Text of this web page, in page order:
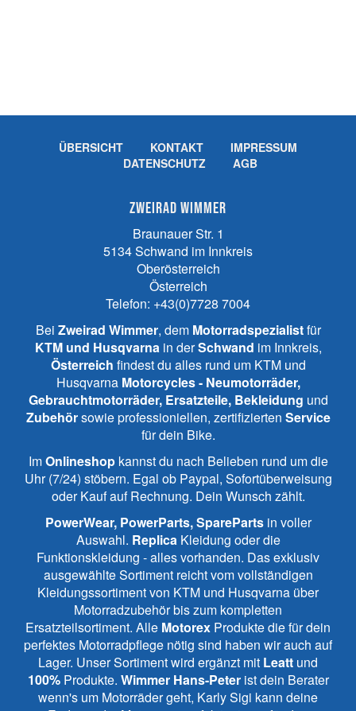
ÜBERSICHT KONTAKT
IMPRESSUM
DATENSCHUTZ
AGB
Zweirad Wimmer
Braunauer Str. 1
5134Schwand im Innkreis
Oberösterreich
Österreich
Telefon: +43(0)7728 7004
Bei Zweirad Wimmer, dem Motorradspezialistfür
KTM und Husqvarna in derSchwand im Innkreis,
Österreich findest du alles rund um KTM und
Husqvarna Motorcycles - Neumotorräder,
Gebrauchtmotorräder, Ersatzteile, Bekleidung und
Zubehörsowie professioniellen, zertifizierten Service
für dein Bike.
ImOnlineshopkannst du nach Belieben rund um die
Uhr (7/24) stöbern. Egal ob Paypal, Sofortüberweisung
oder Kauf auf Rechnung. Dein Wunsch zählt.
PowerWear, PowerParts, SparePartsin voller
Auswahl. Replica Kleidung oder die
Funktionskleidung - alles vorhanden. Das exklusiv
ausgewählte Sortiment reicht vom vollständigen
Kleidungssortiment von KTM und Husqvarna über
Motorradzubehör bis zum kompletten
Ersatzteilsortiment. Alle Motorex Produkte die für dein
perfektes Motorradpflege nötig sind haben wir auch auf
Lager. Unser Sortiment wird ergänzt mit Leatt und
100%Produkte. Wimmer Hans-Peterist dein Berater
wenn's um Motorräder geht, Karly Sigi kann deine